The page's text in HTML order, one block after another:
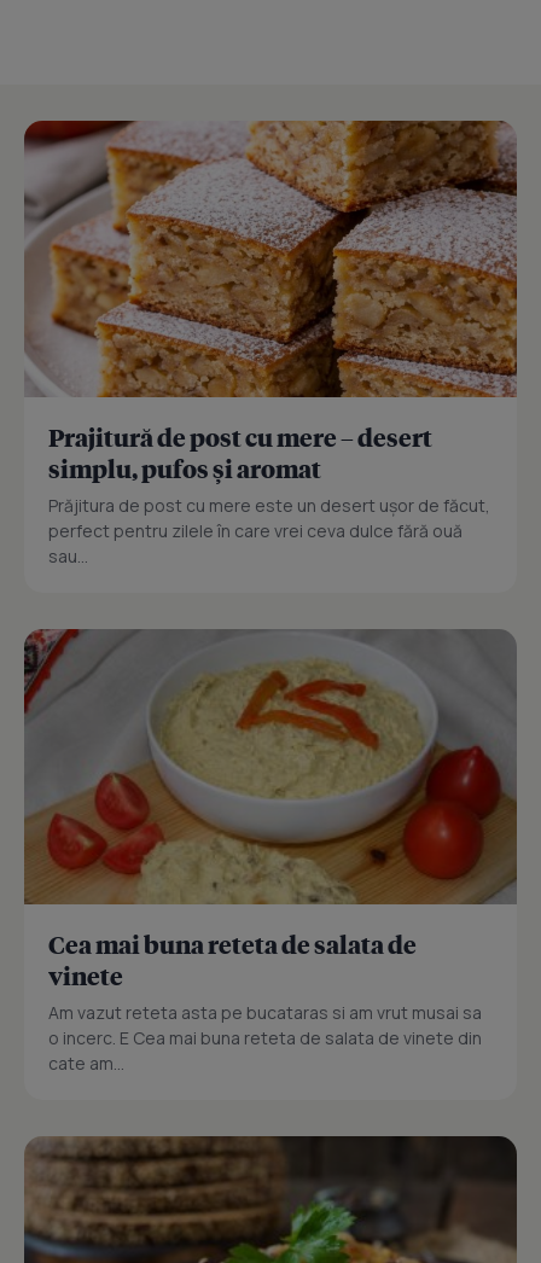
Prajitură de post cu mere – desert
simplu, pufos și aromat
Prăjitura de post cu mere este un desert ușor de făcut,
perfect pentru zilele în care vrei ceva dulce fără ouă
sau...
Cea mai buna reteta de salata de
vinete
Am vazut reteta asta pe bucataras si am vrut musai sa
o incerc. E Cea mai buna reteta de salata de vinete din
cate am...